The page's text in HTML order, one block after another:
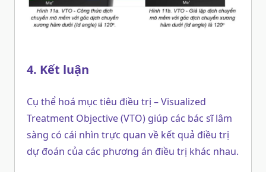
4. Kết luận
Cụ thể hoá mục tiêu điều trị – Visualized
Treatment Objective (VTO) giúp các bác sĩ lâm
sàng có cái nhìn trực quan về kết quả điều trị
dự đoán của các phương án điều trị khác nhau.